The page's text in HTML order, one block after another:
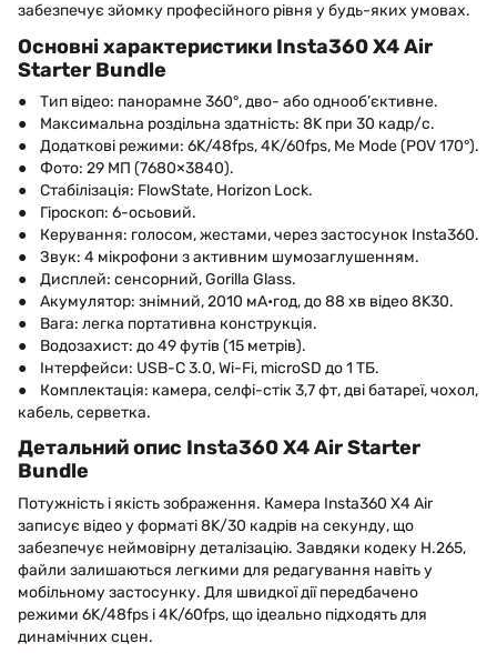
забезпечує зйомку професійного рівня у будь-яких умовах.
Основні характеристики Insta360 X4 Air
Starter Bundle
● Тип відео: панорамне 360°, дво- або однооб’єктивне.
● Максимальна роздільна здатність: 8K при 30 кадр/с.
● Додаткові режими: 6K/48fps, 4K/60fps, Me Mode (POV 170°).
● Фото: 29 МП (7680×3840).
● Стабілізація: FlowState, Horizon Lock.
● Гіроскоп: 6-осьовий.
● Керування: голосом, жестами, через застосунок Insta360.
● Звук: 4 мікрофони з активним шумозаглушенням.
● Дисплей: сенсорний, Gorilla Glass.
● Акумулятор: знімний, 2010 мА•год, до 88 хв відео 8K30.
● Вага: легка портативна конструкція.
● Водозахист: до 49 футів (15 метрів).
● Інтерфейси: USB-C 3.0, Wi-Fi, microSD до 1 ТБ.
● Комплектація: камера, селфі-стік 3,7 фт, дві батареї, чохол,
кабель, серветка.
Детальний опис Insta360 X4 Air Starter
Bundle
Потужність і якість зображення. Камера Insta360 X4 Air
записує відео у форматі 8K/30 кадрів на секунду, що
забезпечує неймовірну деталізацію. Завдяки кодеку H.265,
файли залишаються легкими для редагування навіть у
мобільному застосунку. Для швидкої дії передбачено
режими 6K/48fps і 4K/60fps, що ідеально підходять для
динамічних сцен.